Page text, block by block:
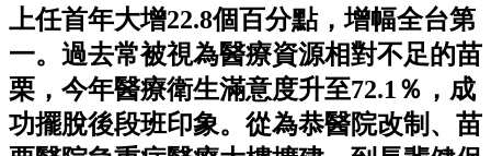
上任首年大增22.8個百分點，增幅全台第
一。過去常被視為醫療資源相對不足的苗
栗，今年醫療衛生滿意度升至72.1％，成
功擺脫後段班印象。從為恭醫院改制、苗